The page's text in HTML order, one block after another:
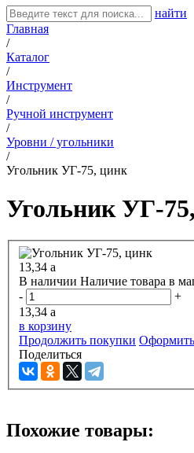
найти
Главная
/
Каталог
/
Инструмент
/
Ручной инструмент
/
Уровни / угольники
/
Угольник УГ-75, цинк
Угольник УГ-
13,34 a
В наличии Наличие товара в
-
+
13,34 a
в корзину
Продолжить покупки Оформить
Поделиться
Похожие товары: